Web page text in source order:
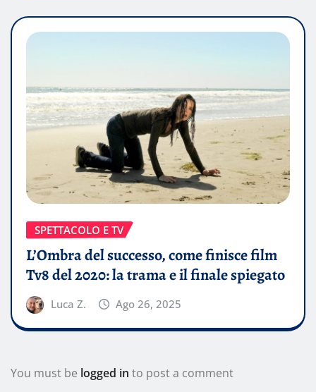
SPETTACOLO E TV
L’Ombra del successo, come finisce film
Tv8 del 2020: la trama e il finale spiegato
Luca Z. Ago 26, 2025
You must be logged in to post a comment